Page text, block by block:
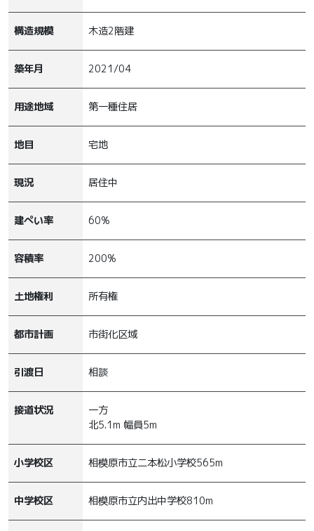
構造規模 木造2階建
築年月 2021/04
用途地域 第一種住居
地目 宅地
現況 居住中
建ぺい率 60%
容積率 200%
土地権利 所有権
都市計画 市街化区域
引渡日 相談
接道状況
一方
北5.1m 幅員5m
小学校区 相模原市立二本松小学校565m
中学校区 相模原市立内出中学校810m